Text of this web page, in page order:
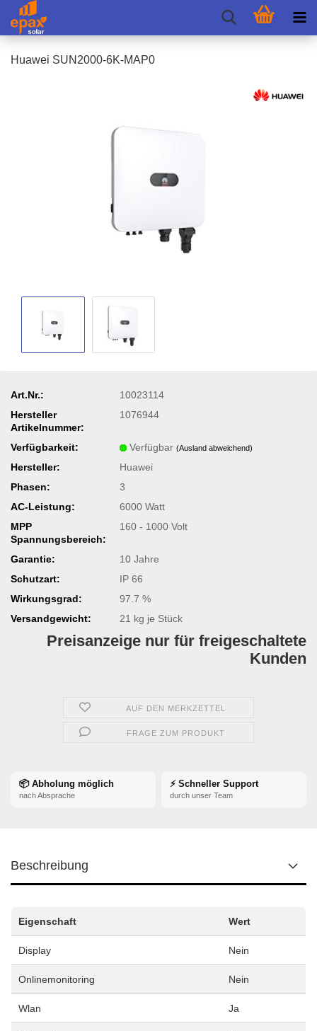
Hua­wei SUN2000-​6K-MAP0
Art.Nr.:
10023114
Hersteller
Artikelnummer:
1076944
Verfügbarkeit: Verfügbar (Ausland abweichend)
Hersteller:
Huawei
Phasen:
3
AC-Leistung:
6000 Watt
MPP
Spannungsbereich:
160 - 1000 Volt
Garantie:
10 Jahre
Schutzart:
IP 66
Wirkungsgrad:
97.7 %
Versandgewicht:
21 kg je Stück
Preisanzeige nur für freigeschaltete
Kunden
AUF DEN MERKZETTEL
FRAGE ZUM PRODUKT
📦 Abholung möglich
nach Absprache
⚡ Schneller Support
durch unser Team
Beschreibung
Eigenschaft Wert
Display Nein
Onlinemonitoring Nein
Wlan Ja